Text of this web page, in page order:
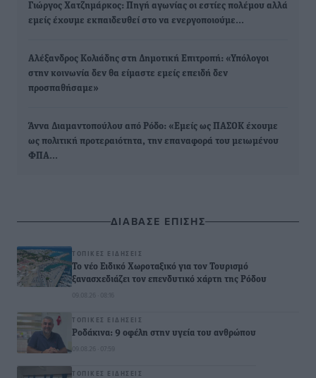
Γιώργος Χατζημάρκος: Πηγή αγωνίας οι εστίες πολέμου αλλά
εμείς έχουμε εκπαιδευθεί στο να ενεργοποιούμε…
Αλέξανδρος Κολιάδης στη Δημοτική Επιτροπή: «Υπόλογοι
στην κοινωνία δεν θα είμαστε εμείς επειδή δεν
προσπαθήσαμε»
Άννα Διαμαντοπούλου από Ρόδο: «Εμείς ως ΠΑΣΟΚ έχουμε
ως πολιτική προτεραιότητα, την επαναφορά του μειωμένου
ΦΠΑ…
ΔΙΑΒΑΣΕ ΕΠΙΣΗΣ
ΤΟΠΙΚΈΣ ΕΙΔΉΣΕΙΣ
Το νέο Ειδικό Χωροταξικό για τον Τουρισμό
ξανασχεδιάζει τον επενδυτικό χάρτη της Ρόδου
09.08.26 · 08:16
ΤΟΠΙΚΈΣ ΕΙΔΉΣΕΙΣ
Ροδάκινα: 9 οφέλη στην υγεία του ανθρώπου
09.08.26 · 07:59
ΤΟΠΙΚΈΣ ΕΙΔΉΣΕΙΣ